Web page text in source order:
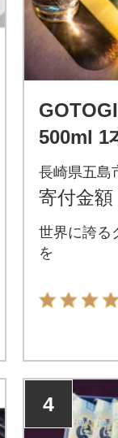
500ml 1
蒸溜所
長崎県五島
寄付金額
世界に誇る
を
4